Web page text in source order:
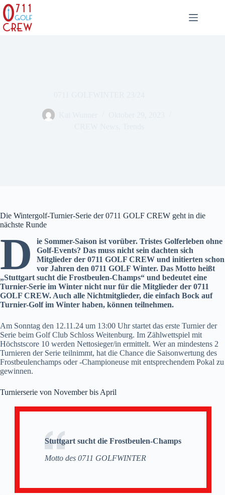
Zum
Inhalt
springen
Die Wintergolf-Turnier-Serie der 0711 GOLF CREW geht in die
nächste Runde
D
ie Sommer-Saison ist vorüber. Tristes Golferleben ohne
Golf-Events? Das muss nicht sein dachten sich
Mitglieder der 0711 GOLF CREW und initierten schon
vor Jahren den 0711 GOLF Winter. Das Motto heißt
„Stuttgart sucht die Frostbeulen-Champs“ und bedeutet eine
Turnier-Serie im Winter nicht nur für die Mitglieder der 0711
GOLF CREW. Auch alle Nichtmitglieder, die einfach Bock auf
Turnier-Golf im Winter haben, können teilnehmen.
Am Sonntag den 12.11.24 um 13:00 Uhr startet das erste Turnier der
Serie beim Golf Club Schloss Weitenburg. Im Zählwettspiel mit
Höchstscore 10 werden Nettosieger/in ermittelt. Wer an mindestens 2
Turnieren der Serie teilnimmt, hat die Chance die Saisonwertung des
Frostbeulenchamps oder -Championeuse mit entsprechendem Pokal zu
gewinnen.
Turnierserie von November bis April
Stuttgart sucht die Frostbeulen-Champs
Motto des 0711 GOLFWINTER